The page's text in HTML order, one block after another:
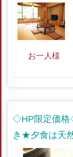
お一人様
◇HP限定価格
き★夕食は天